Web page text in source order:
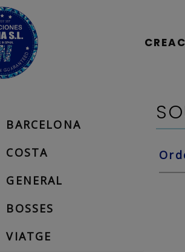
BARCELONA
COSTA
GENERAL
BOSSES
VIATGE